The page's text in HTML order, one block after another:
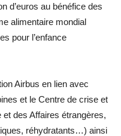
d’euros au bénéfice des
alimentaire mondial
pour l’enfance
Airbus en lien avec
et le Centre de crise et
et des Affaires étrangères,
réhydratants…) ainsi